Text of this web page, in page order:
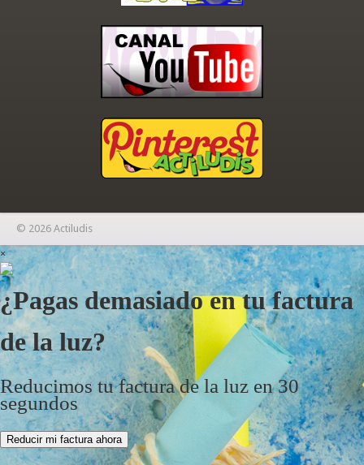
© 2026 Actiludis
×
¿Pagas demasiado en tu factura
de la luz?
Reducimos tu factura de la luz en 30
segundos
Reducir mi factura ahora